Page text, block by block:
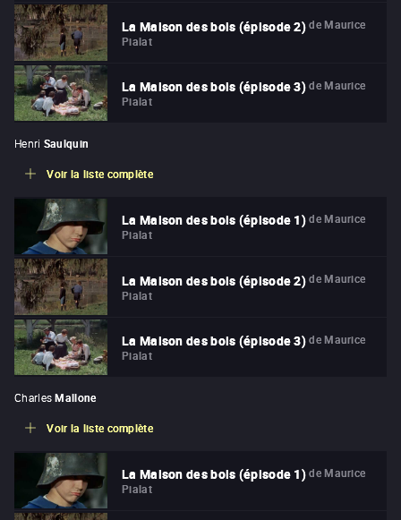
La Maison des bois (épisode 2) de Maurice
Pialat
La Maison des bois (épisode 3) de Maurice
Pialat
Henri Saulquin
Voir la liste complète
La Maison des bois (épisode 1) de Maurice
Pialat
La Maison des bois (épisode 2) de Maurice
Pialat
La Maison des bois (épisode 3) de Maurice
Pialat
Charles Mallone
Voir la liste complète
La Maison des bois (épisode 1) de Maurice
Pialat